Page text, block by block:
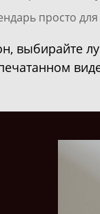
просто
выбирайте